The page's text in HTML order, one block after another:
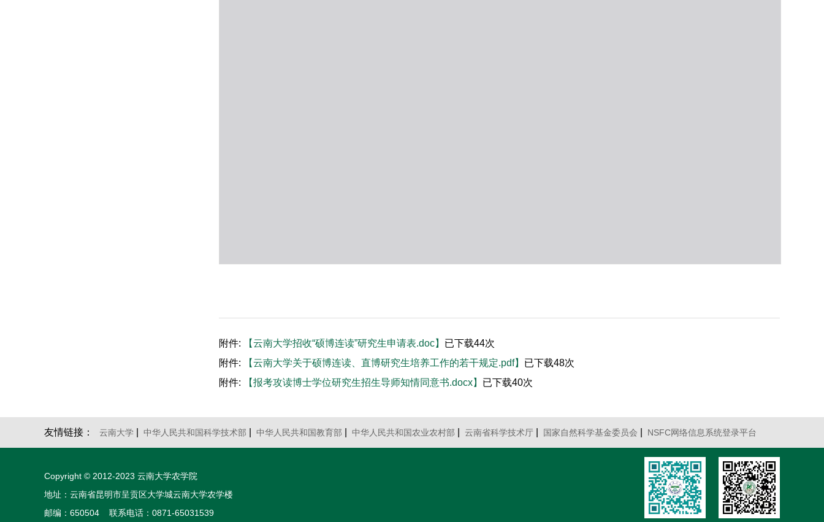
附件: 【云南大学招收“硕博连读”研究生申请表.doc】 已下载44次
附件:
【云南大学关于硕博连读、直博研究生培养工作的若干规定.pdf】 已下载48次
附件:
【报考攻读博士学位研究生招生导师知情同意书.docx】 已下载40次
云南大学 中华人民共和国科学技术部 中华人民共和国教育部 中华人民共和国农业农村部 云南省科学技术厅 国家自然科学基金委员会 NSFC网络信息系统登录平台
友情链接：
Copyright © 2012-2023 云南大学农学院
地址：云南省昆明市呈贡区大学城云南大学农学楼
邮编：650504 联系电话：0871-65031539